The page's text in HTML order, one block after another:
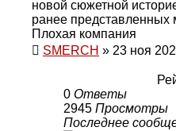
новой сюжетной
ранее
Плохая компания
SMERCH » 23 ноя
0 Ответы
2945 Просмотры
Последнее